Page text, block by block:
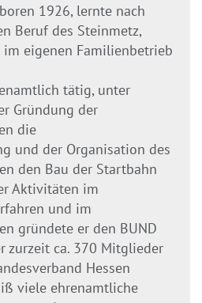
1926, lernte nach
Beruf des Steinmetz,
eigenen Familienbetrieb
tätig, unter
Gründung der
die
und der Organisation des
den Bau der Startbahn
Aktivitäten im
und im
gründete er den BUND
zurzeit ca. 370 Mitglieder
Hessen
viele ehrenamtliche